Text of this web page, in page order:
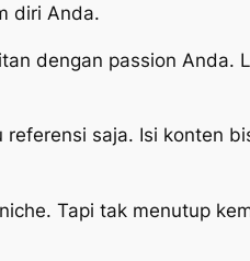
diri Anda.
dengan passion Anda.
saja. Isi konten
Tapi tak menutup